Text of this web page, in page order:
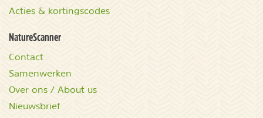
Acties & kortingscodes
NatureScanner
Contact
Samenwerken
Over ons / About us
Nieuwsbrief